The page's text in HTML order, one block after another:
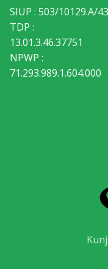
SIUP : 503/10129.A/
TDP :
13.01.3.46.37751
NPWP :
71.293.989.1.604.000